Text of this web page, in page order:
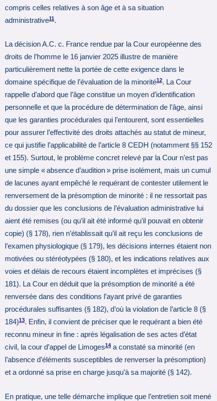
compris celles relatives à son âge et à sa situation
administrative11.
La décision A.C. c. France rendue par la Cour européenne des
droits de l’homme le 16 janvier 2025 illustre de manière
particulièrement nette la portée de cette exigence dans le
domaine spécifique de l’évaluation de la minorité12. La Cour
rappelle d’abord que l’âge constitue un moyen d’identification
personnelle et que la procédure de détermination de l’âge, ainsi
que les garanties procédurales qui l’entourent, sont essentielles
pour assurer l’effectivité des droits attachés au statut de mineur,
ce qui justifie l’applicabilité de l’article 8 CEDH (notamment §§ 152
et 155). Surtout, le problème concret relevé par la Cour n’est pas
une simple « absence d’audition » prise isolément, mais un cumul
de lacunes ayant empêché le requérant de contester utilement le
renversement de la présomption de minorité : il ne ressortait pas
du dossier que les conclusions de l’évaluation administrative lui
aient été remises (ou qu’il ait été informé qu’il pouvait en obtenir
copie) (§ 178), rien n’établissait qu’il ait reçu les conclusions de
l’examen physiologique (§ 179), les décisions internes étaient non
motivées ou stéréotypées (§ 180), et les indications relatives aux
voies et délais de recours étaient incomplètes et imprécises (§
181). La Cour en déduit que la présomption de minorité a été
renversée dans des conditions l’ayant privé de garanties
procédurales suffisantes (§ 182), d’où la violation de l’article 8 (§
184)13. Enfin, il convient de préciser que le requérant a bien été
reconnu mineur in fine : après légalisation de ses actes d’état
civil, la cour d’appel de Limoges14 a constaté sa minorité (en
l’absence d’éléments susceptibles de renverser la présomption)
et a ordonné sa prise en charge jusqu’à sa majorité (§ 142).
En pratique, une telle démarche implique que l’entretien soit mené